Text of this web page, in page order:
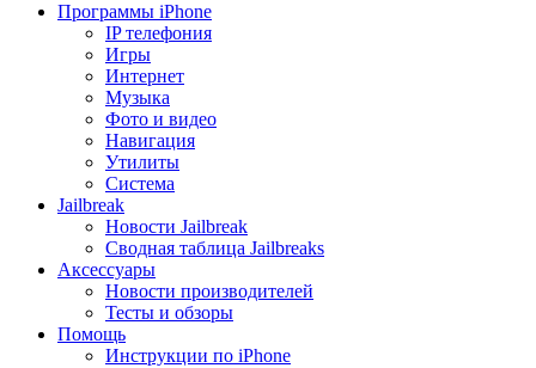
Программы iPhone
IP телефония
Игры
Интернет
Музыка
Фото и видео
Навигация
Утилиты
Система
Jailbreak
Новости Jailbreak
Сводная таблица Jailbreaks
Аксессуары
Новости производителей
Тесты и обзоры
Помощь
Инструкции по iPhone